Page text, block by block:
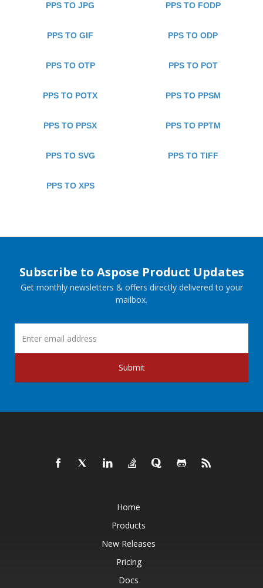
PPS TO JPG PPS TO FODP
PPS TO GIF PPS TO ODP
PPS TO OTP PPS TO POT
PPS TO POTX PPS TO PPSM
PPS TO PPSX PPS TO PPTM
PPS TO SVG PPS TO TIFF
PPS TO XPS
Subscribe to Aspose Product Updates
Get monthly newsletters & offers directly delivered to your
mailbox.
Submit
Home
Products
New Releases
Pricing
Docs